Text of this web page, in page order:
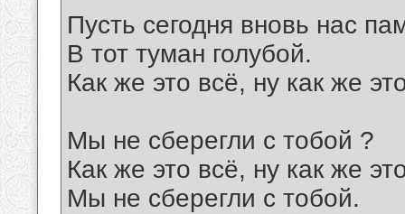
Пусть сегодня вновь нас
В тот туман голубой.
Как же это всё, ну как же
Мы не сберегли с тобой ?
Как же это всё, ну как же
Мы не сберегли с тобой.